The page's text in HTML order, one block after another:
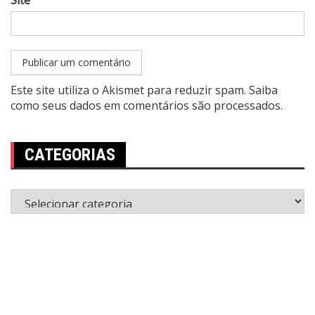
Este site utiliza o Akismet para reduzir spam. Saiba
como seus dados em comentários são processados.
CATEGORIAS
Categorias